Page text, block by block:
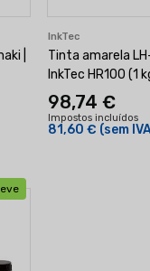
|
InkTec
Tinta amarela
InkTec HR100 (1
98,74 €
Impostos incluídos
81,60 € (sem